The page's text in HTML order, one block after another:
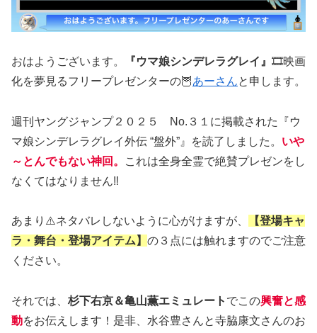
おはようございます。 『ウマ娘シンデレラグレイ』 🎞️映画
化を夢見るフリープレゼンターの🦉あーさんと申します。
週刊ヤングジャンプ２０２５ No.３１に掲載された『ウ
マ娘シンデレラグレイ外伝 “盤外”』を読了しました。 いや
～とんでもない神回。
これは全身全霊で絶賛プレゼンをし
なくてはなりません‼️
あまり⚠️ネタバレしないように心がけますが、
【登場キャ
ラ・舞台・登場アイテム】 の３点には触れますのでご注意
ください。
それでは、 杉下右京＆亀山薫エミュレート でこの興奮と感
動をお伝えします！是非、水谷豊さんと寺脇康文さんのお